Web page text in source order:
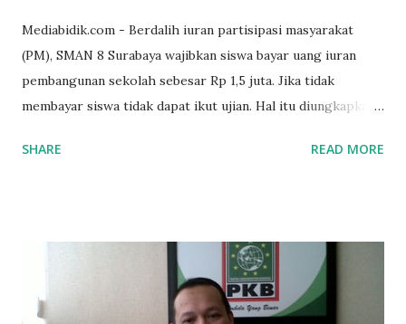
Mediabidik.com - Berdalih iuran partisipasi masyarakat
(PM), SMAN 8 Surabaya wajibkan siswa bayar uang iuran
pembangunan sekolah sebesar Rp 1,5 juta. Jika tidak
membayar siswa tidak dapat ikut ujian. Hal itu diungkapkan
SMAN 8 Jalan Iskandar Muda Surabaya mengatakan, ada
Mujib menambahkan, akhirnya terpaksa ortu nya pinjam
uang tetangga 500 ribu, agar anaknya bisa ikut ujian.
"Kasihan dia sudah tidak punya ayah, ibunya saudara saya,
SHARE READ MORE